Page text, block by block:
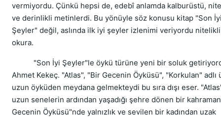
vermiyordu. Çünkü hepsi de, edebî anlamda kalburüstü,
ve derinlikli metinlerdi. Bu yönüyle söz konusu kitap "Son
Şeyler" değil, aslında ilk iyi şeyler izlenimi veriyordu nitelikli
okura.
"Son İyi Şeyler"le öykü türüne yeni bir soluk
Ahmet Kekeç. "Atlas", "Bir Gecenin Öyküsü", "Korkulan" adlı
uzun öyküden meydana gelmekteydi bu sıra dışı eser.
uzun senelerin ardından yaşadığı şehre dönen bir
Gecenin Öyküsü"nde yalnızlık ve sevilen bir kadından uzak